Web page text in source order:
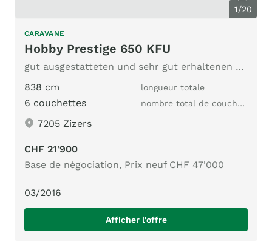
1/20
CARAVANE
Hobby Prestige 650 KFU
gut ausgestatteten und sehr gut erhaltenen Wohnwagen
838 cm
longueur totale
6 couchettes nombre total de couchages
7205 Zizers
CHF 21'900
Base de négociation, Prix neuf CHF 47'000
03/2016
Afficher l'offre